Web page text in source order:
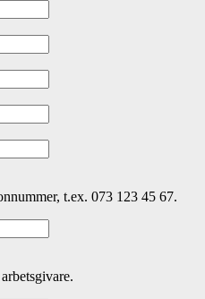
t.ex. 073 123 45 67.